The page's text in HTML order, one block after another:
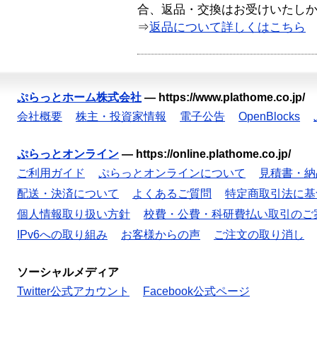
合、返品・交換はお受けいたし
⇒返品について詳しくはこちら
ぷらっとホーム株式会社 — https://www.plathome.co.jp/
会社概要
株主・投資家情報 電子公告 OpenBlocks
ぷらっとオンライン — https://online.plathome.co.jp/
ご利用ガイド
ぷらっとオンラインについて
見積書・
配送・決済について
よくあるご質問
特定商取引法に
個人情報取り扱い方針
校費・公費・科研費払い取引のご
IPv6への取り組み
お客様からの声 ご注文の取り消し
ソーシャルメディア
Twitter公式アカウント
Facebook公式ページ